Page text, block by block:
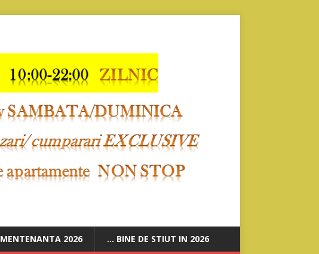
MENTENANTA 2026 … BINE DE STIUT IN 2026